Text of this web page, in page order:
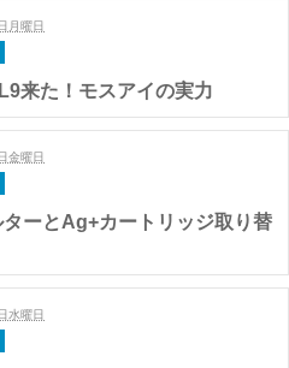
月曜日
来た！モスアイの実力
金曜日
ーとAg+カートリッジ取り替
水曜日